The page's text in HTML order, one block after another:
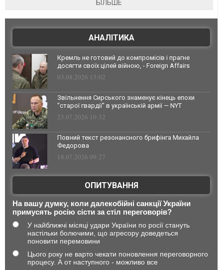
БІЛЬШЕ
АНАЛІТИКА
Кремль не готовий до компромісів і прагне
досягти своїх цілей війною, - Foreign Affairs
03.08.2026 13:02
Звільнення Сирського знаменує кінець епохи
"старої гвардії" в українській армії — NYT
23.07.2026 10:32
Повний текст резонансного брифінга Михайла
Федорова
18.07.2026 09:27
ОПИТУВАННЯ
На вашу думку, коли далекобійні санкції України
примусять росію сісти за стіл переговорів?
У найближчі місяці удари України по росії стануть
настільки болючими, що агресору доведеться
поновити перемовини
Цього року не варто чекати поновлення переговорного
процесу. А от наступного - можливо все